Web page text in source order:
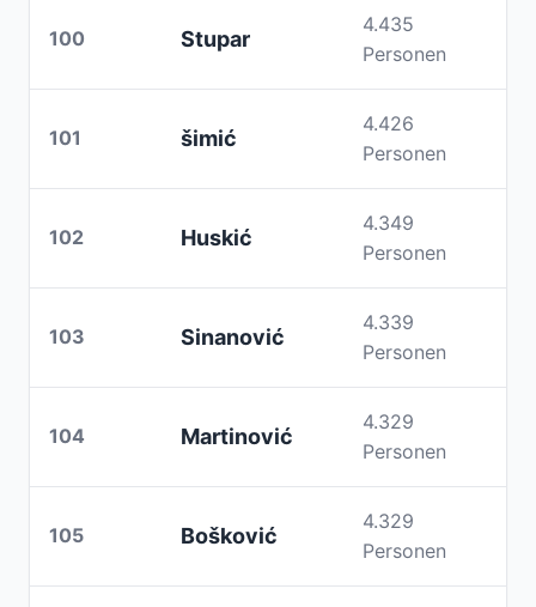
100 Stupar
4.435
Personen
101 šimić
4.426
Personen
102 Huskić
4.349
Personen
103 Sinanović
4.339
Personen
104 Martinović
4.329
Personen
105 Bošković
4.329
Personen